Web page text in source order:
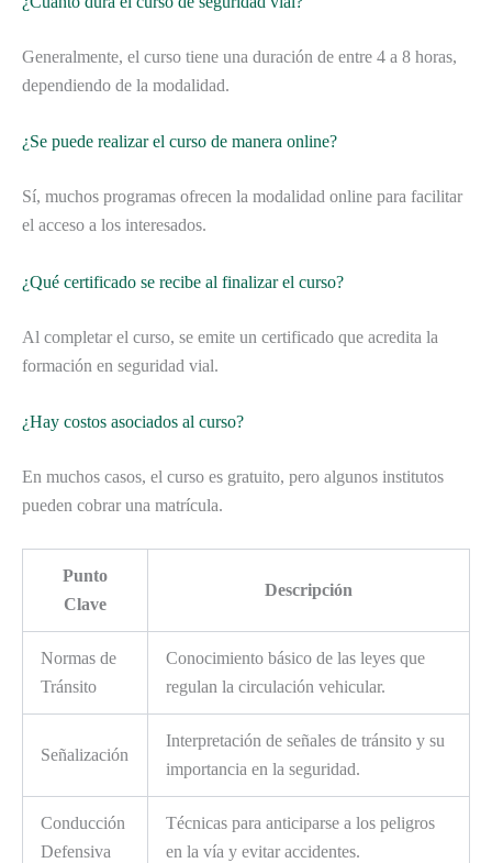
Generalmente, el curso tiene una duración de entre 4 a 8 horas,
dependiendo de la modalidad.
¿Se puede realizar el curso de manera online?
Sí, muchos programas ofrecen la modalidad online para facilitar
el acceso a los interesados.
¿Qué certificado se recibe al finalizar el curso?
Al completar el curso, se emite un certificado que acredita la
formación en seguridad vial.
¿Hay costos asociados al curso?
En muchos casos, el curso es gratuito, pero algunos institutos
pueden cobrar una matrícula.
Punto
Clave
Descripción
Normas de
Tránsito
Conocimiento básico de las leyes que
regulan la circulación vehicular.
Señalización
Interpretación de señales de tránsito y su
importancia en la seguridad.
Conducción
Defensiva
Técnicas para anticiparse a los peligros
en la vía y evitar accidentes.